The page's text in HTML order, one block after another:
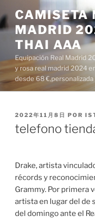
al
contenido
CAMISETA
MADRID
THAI AAA
Equipación Real Madrid
y rosa real madrid 2024
desde 68 €,personalizada
PUBLICADO
EL
2022年11月8日 POR
telefono
Drake, artista
récords y
Grammy. Por primera
artista en lugar del de
del domingo ante el